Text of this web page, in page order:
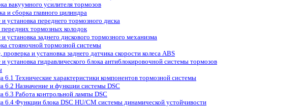
вакуумного усилителя тормозов
и сборка главного цилиндра
установка переднего тормозного диска
передних тормозных колодок
установка заднего дискового тормозного механизма
стояночной тормозной системы
проверка и установка заднего датчика скорости колеса ABS
установка гидравлического блока антиблокировочной системы тормозов
6.1 Технические характеристики компонентов тормозной системы
6.2 Назначение и функции системы DSC
6.3 Работа контрольной лампы DSC
6.4 Функции блока DSC HU/CM системы динамической устойчивости